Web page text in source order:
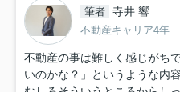
筆者 寺井 響
不動産キャリア4年
不動産の事は難しく感じがち
いのかな？」というような内